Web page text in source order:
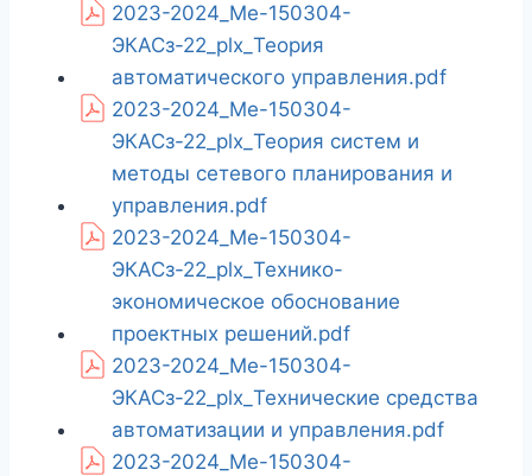
2023-2024_Ме-150304-
ЭКАСз-22_plx_Теория
автоматического управления.pdf
2023-2024_Ме-150304-
ЭКАСз-22_plx_Теория систем и
методы сетевого планирования и
управления.pdf
2023-2024_Ме-150304-
ЭКАСз-22_plx_Технико-
экономическое обоснование
проектных решений.pdf
2023-2024_Ме-150304-
ЭКАСз-22_plx_Технические средства
автоматизации и управления.pdf
2023-2024_Ме-150304-